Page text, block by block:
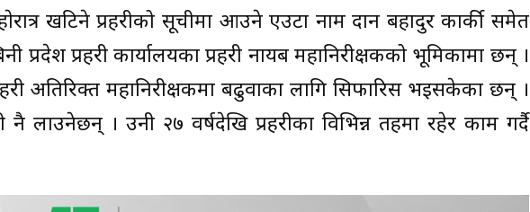
खटिने प्रहरीको सूचीमा आउने एउटा नाम दान बहादुर कार्की समेत
प्रदेश प्रहरी कार्यालयका प्रहरी नायब महानिरीक्षकको भूमिकामा छन् ।
अतिरिक्त महानिरीक्षकमा बढुवाका लागि सिफारिस भइसकेका छन् ।
लाउनेछन् । उनी २७ वर्षदेखि प्रहरीका विभिन्न तहमा रहेर काम गर्दै